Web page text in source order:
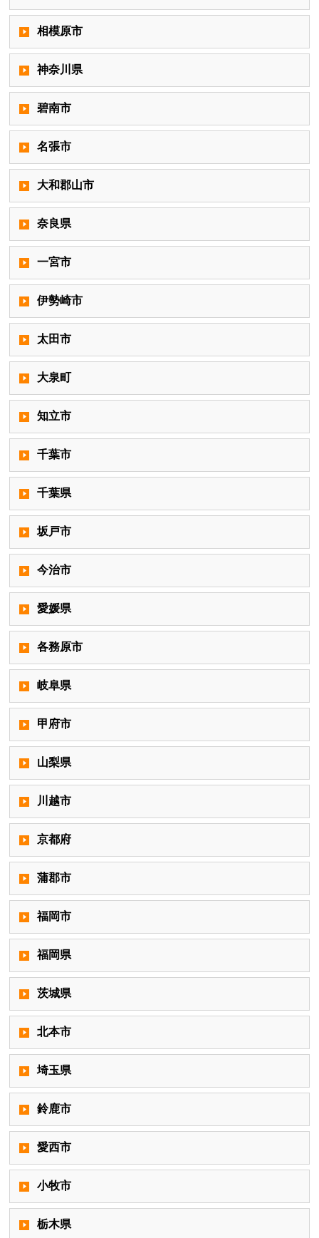
相模原市
神奈川県
碧南市
名張市
大和郡山市
奈良県
一宮市
伊勢崎市
太田市
大泉町
知立市
千葉市
千葉県
坂戸市
今治市
愛媛県
各務原市
岐阜県
甲府市
山梨県
川越市
京都府
蒲郡市
福岡市
福岡県
茨城県
北本市
埼玉県
鈴鹿市
愛西市
小牧市
栃木県